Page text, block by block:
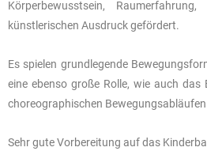
Körperbewusstsein,
künstlerischen Ausdruck gefördert.
Es spielen grundlegende
eine ebenso große Rolle, wie auch das
choreographischen Bewegungsabläufen.
Sehr gute Vorbereitung auf das